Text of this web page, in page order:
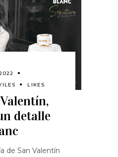
LIKES
detalle
de San Valentín